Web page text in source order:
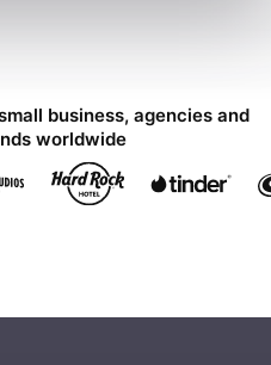
business, agencies and
worldwide